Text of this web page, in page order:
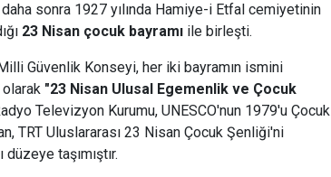
sonra 1927 yılında Hamiye-i Etfal cemiyetinin
23 Nisan çocuk bayramı ile birleşti.
Güvenlik Konseyi, her iki bayramın ismini
"23 Nisan Ulusal Egemenlik ve Çocuk
Televizyon Kurumu, UNESCO'nun 1979'u Çocuk
TRT Uluslararası 23 Nisan Çocuk Şenliği'ni
taşımıştır.